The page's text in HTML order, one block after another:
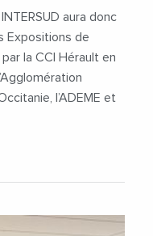
aura donc
Expositions de
la CCI Hérault en
l’ADEME et